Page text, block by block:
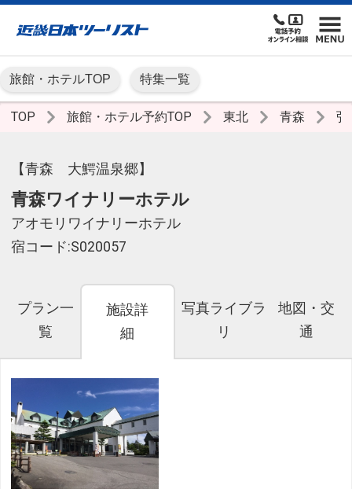
旅館・ホテルTOP 特集一覧
TOP 旅館・ホテル予約TOP 東北 青森
【青森 大鰐温泉郷】
青森ワイナリーホテル
アオモリワイナリーホテル
宿コード:S020057
プラン一
覧
施設詳
細
写真ライブラ
リ
地図・交
通